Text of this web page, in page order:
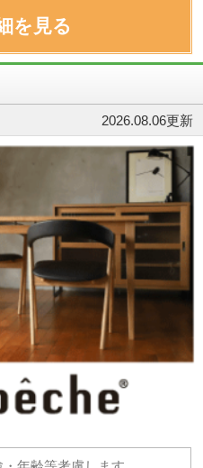
を見る
2026.08.06更新